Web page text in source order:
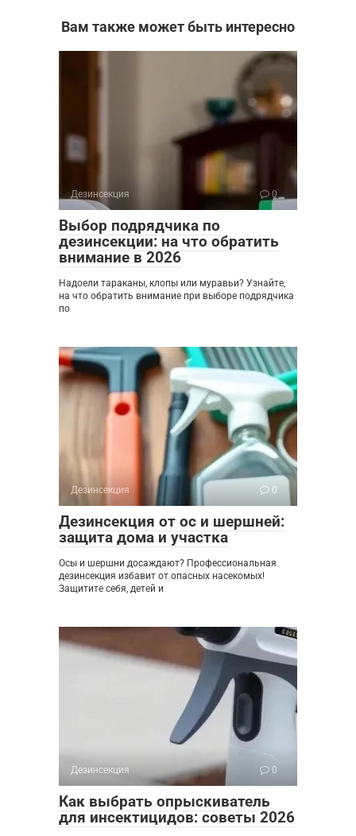
Вам также может быть интересно
Дезинсекция 0
Выбор подрядчика по
дезинсекции: на что обратить
внимание в 2026
Надоели тараканы, клопы или муравьи? Узнайте,
на что обратить внимание при выборе подрядчика
по
Дезинсекция 0
Дезинсекция от ос и шершней:
защита дома и участка
Осы и шершни досаждают? Профессиональная
дезинсекция избавит от опасных насекомых!
Защитите себя, детей и
Дезинсекция 0
Как выбрать опрыскиватель
для инсектицидов: советы 2026